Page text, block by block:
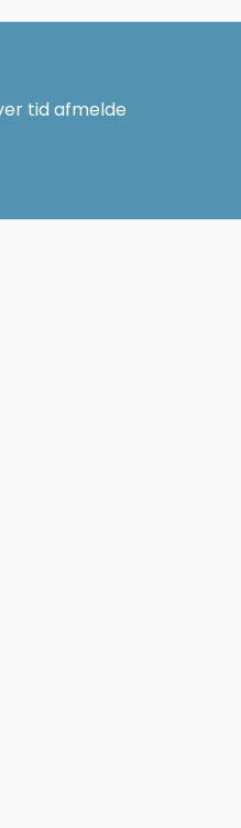
tid afmelde